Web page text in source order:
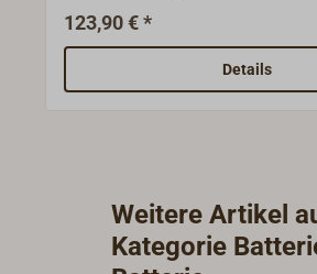
Mit ihr können remote die
Ladegerätes wie eingestellt
Beispiel Batterie-Typ,
Ladestrom, Alarmschwellen.
STERLING B2B-Ladegeräte
12225, BB1240, BB1270,
BB12200.HINWEIS: Arbeitet
123,90 € *
Details
Weitere Artikel
Kategorie